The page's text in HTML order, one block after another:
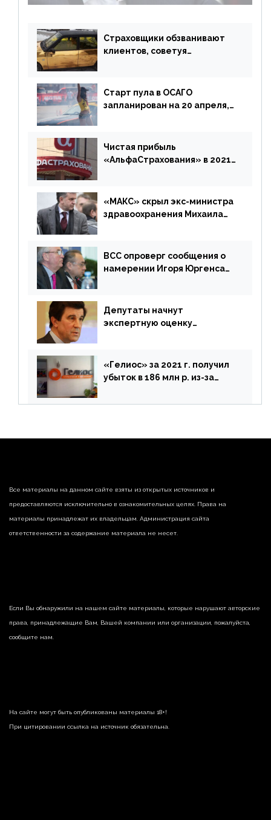
Страховщики обзванивают
клиентов, советуя
Старт пула в ОСАГО
запланирован на 20 апреля,
дублировать [дополнено]
Чистая прибыль
«АльфаСтрахования» в 2021
«МАКС» скрыл экс-министра
здравоохранения Михаила
ВСС опроверг сообщения о
намерении Игоря Юргенса
Депутаты начнут
экспертную оценку
«Гелиос» за 2021 г. получил
убыток в 186 млн р. из-за
реализации недвижимости
Все материалы на данном сайте взяты из открытых источников и
предоставляются исключительно в ознакомительных целях. Права на
материалы принадлежат их владельцам. Администрация сайта
ответственности за содержание материала не несет.
Если Вы обнаружили на нашем сайте материалы, которые нарушают авторские
права, принадлежащие Вам, Вашей компании или организации, пожалуйста,
сообщите нам.
На сайте могут быть опубликованы материалы 18+!
При цитировании ссылка на источник обязательна.